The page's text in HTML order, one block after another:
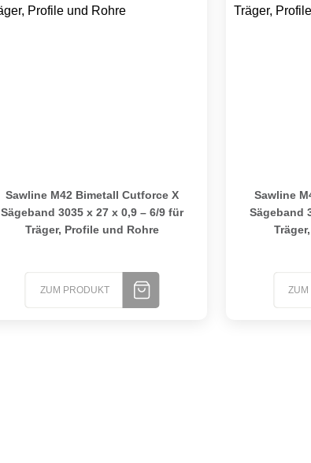
Sawline M42 Bimetall Cutforce X
Sägeband 3035 x 27 x 0,9 – 6/9 für
Träger, Profile und Rohre
ZUM PRODUKT
Sawline
Sägeband
ZUM